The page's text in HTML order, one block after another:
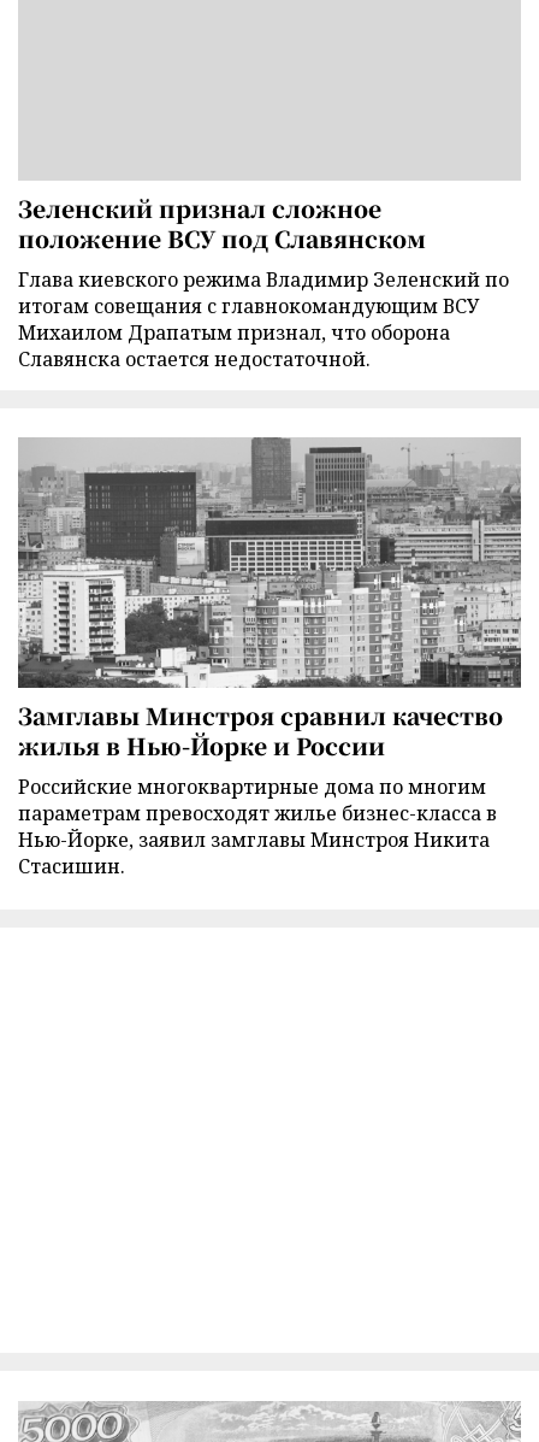
Зеленский признал сложное
положение ВСУ под Славянском
Глава киевского режима Владимир Зеленский по
итогам совещания с главнокомандующим ВСУ
Михаилом Драпатым признал, что оборона
Славянска остается недостаточной.
Замглавы Минстроя сравнил качество
жилья в Нью-Йорке и России
Российские многоквартирные дома по многим
параметрам превосходят жилье бизнес-класса в
Нью-Йорке, заявил замглавы Минстроя Никита
Стасишин.